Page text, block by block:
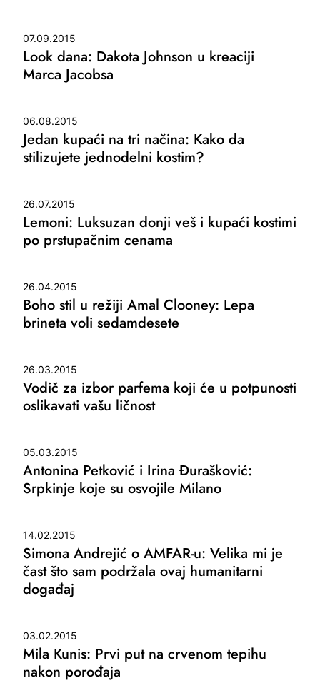
07.09.2015
Look dana: Dakota Johnson u kreaciji
Marca Jacobsa
06.08.2015
Jedan kupaći na tri načina: Kako da
stilizujete jednodelni kostim?
26.07.2015
Lemoni: Luksuzan donji veš i kupaći kostimi
po prstupačnim cenama
26.04.2015
Boho stil u režiji Amal Clooney: Lepa
brineta voli sedamdesete
26.03.2015
Vodič za izbor parfema koji će u potpunosti
oslikavati vašu ličnost
05.03.2015
Antonina Petković i Irina Đurašković:
Srpkinje koje su osvojile Milano
14.02.2015
Simona Andrejić o AMFAR-u: Velika mi je
čast što sam podržala ovaj humanitarni
događaj
03.02.2015
Mila Kunis: Prvi put na crvenom tepihu
nakon porođaja